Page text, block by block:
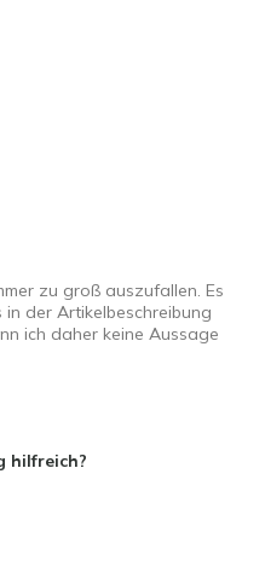
zu groß auszufallen. Es
der Artikelbeschreibung
ich daher keine Aussage
hilfreich?